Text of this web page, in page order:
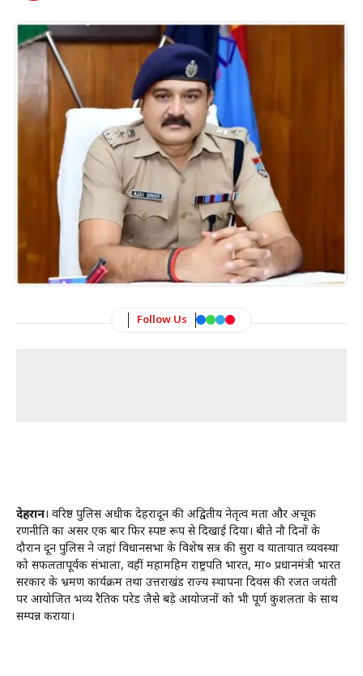
Follow Us
देहरादून। वरिष्ठ पुलिस अधीक्षक देहरादून की अद्वितीय नेतृत्व क्षमता और अचूक
रणनीति का असर एक बार फिर स्पष्ट रूप से दिखाई दिया। बीते नौ दिनों के
दौरान दून पुलिस ने जहां विधानसभा के विशेष सत्र की सुरक्षा व यातायात व्यवस्था
को सफलतापूर्वक संभाला, वहीं महामहिम राष्ट्रपति भारत, मा० प्रधानमंत्री भारत
सरकार के भ्रमण कार्यक्रम तथा उत्तराखंड राज्य स्थापना दिवस की रजत जयंती
पर आयोजित भव्य रैतिक परेड जैसे बड़े आयोजनों को भी पूर्ण कुशलता के साथ
सम्पन्न कराया।